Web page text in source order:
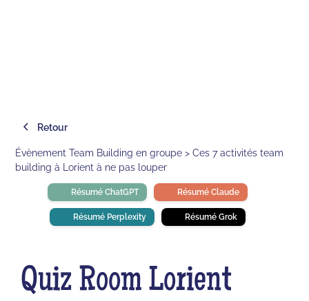
Retour
Évènement Team Building en groupe > Ces 7 activités team
building à Lorient à ne pas louper
Résumé ChatGPT Résumé Claude
Résumé Perplexity Résumé Grok
Quiz Room Lorient